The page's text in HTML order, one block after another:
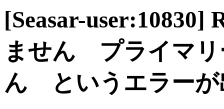
[Seasar-user:10830]
ません プライマリ
ん というエラーが